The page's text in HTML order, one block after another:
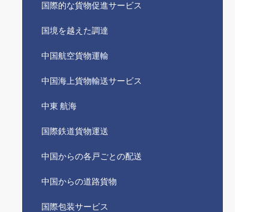
国際的な貨物促進サービス
国境を越えた調達
中国航空貨物運輸
中国海上貨物輸送サービス
中東 航海
国際鉄道貨物運送
中国からの各戸ごとの配送
中国からの道路貨物
国際包装サービス